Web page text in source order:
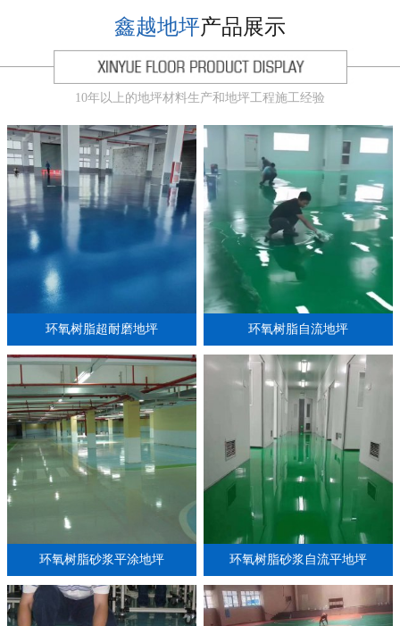
鑫越地坪产品展示
10年以上的地坪材料生产和地坪工程施工经验
环氧树脂超耐磨地坪 环氧树脂自流地坪
环氧树脂砂浆平涂地坪 环氧树脂砂浆自流平地坪